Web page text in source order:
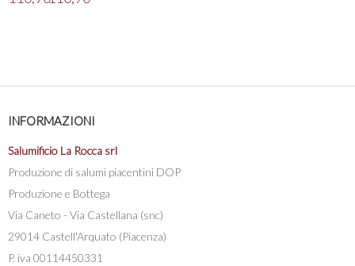
INFORMAZIONI
Salumificio La Rocca srl
Produzione di salumi piacentini DOP
Produzione e Bottega
Via Caneto - Via Castellana (snc)
29014 Castell'Arquato (Piacenza)
P. iva 00114450331